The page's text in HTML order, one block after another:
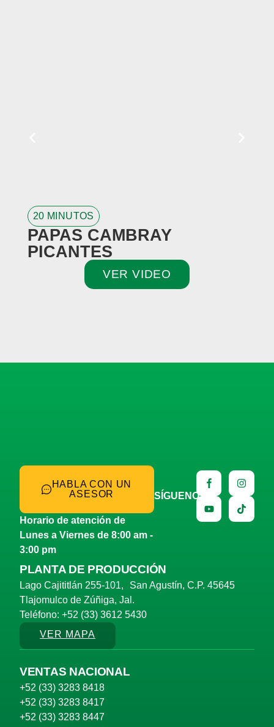
20 MINUTOS
PAPAS CAMBRAY
PICANTES
VER VIDEO
HABLA CON UN
ASESOR
Horario de atención de
Lunes a Viernes de 8:00 am -
3:00 pm
SÍGUENOS
PLANTA DE PRODUCCIÓN
Lago Cajititlán 255-101, San Agustín, C.P. 45645
Tlajomulco de Zúñiga, Jal.
Teléfono: +52 (33) 3612 5430
VER MAPA
VENTAS NACIONAL
+52 (33) 3283 8418
+52 (33) 3283 8417
+52 (33) 3283 8447